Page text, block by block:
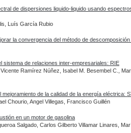
de dispersiones liquido-liquido usando
Luís García Rubio
la convergencia del método de
sistema de relaciones inter-empresariales: RIE
Ramírez Núñez, Isabel M. Besembel C.,
mejoramiento de la calidad de la energía eléctrica:
Chourio, Angel Villegas, Francisco Guillén
en un motor de gasolina
Salgado, Carlos Gilberto Villamar Linares,